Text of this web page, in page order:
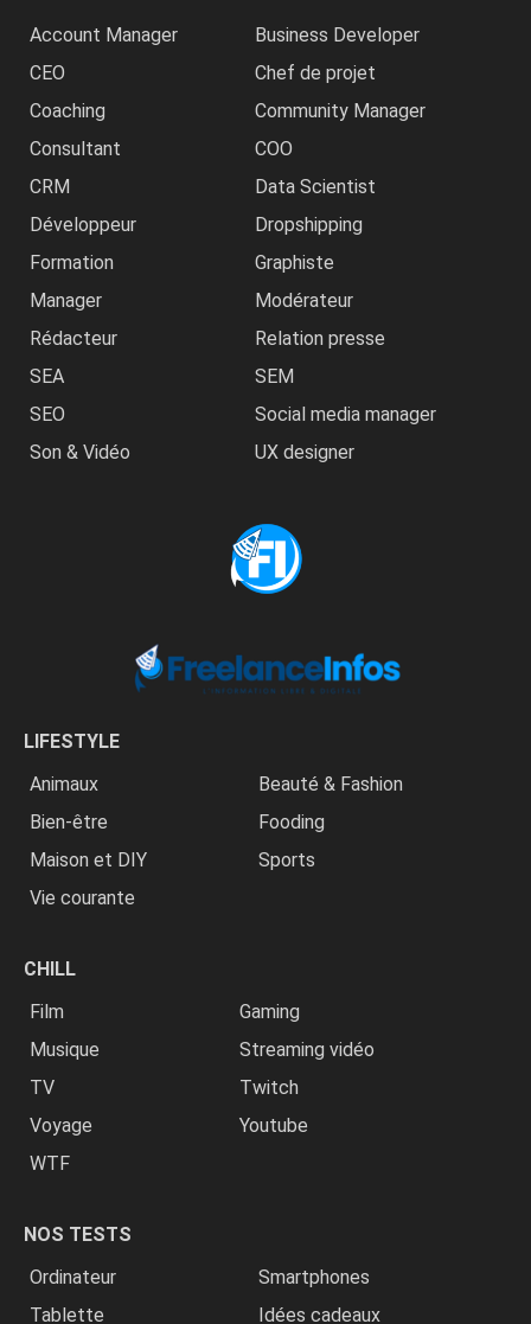
Account Manager
Business Developer
CEO
Chef de projet
Coaching
Community Manager
Consultant
COO
CRM
Data Scientist
Développeur
Dropshipping
Formation
Graphiste
Manager
Modérateur
Rédacteur
Relation presse
SEA
SEM
SEO
Social media manager
Son & Vidéo
UX designer
LIFESTYLE
Animaux
Beauté & Fashion
Bien-être
Fooding
Maison et DIY
Sports
Vie courante
CHILL
Film
Gaming
Musique
Streaming vidéo
TV
Twitch
Voyage
Youtube
WTF
NOS TESTS
Ordinateur
Smartphones
Tablette
Idées cadeaux